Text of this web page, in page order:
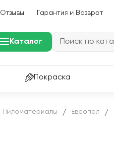
Отзывы Гарантия и Возврат
Каталог
Покраска
Пиломатериалы / Европол /